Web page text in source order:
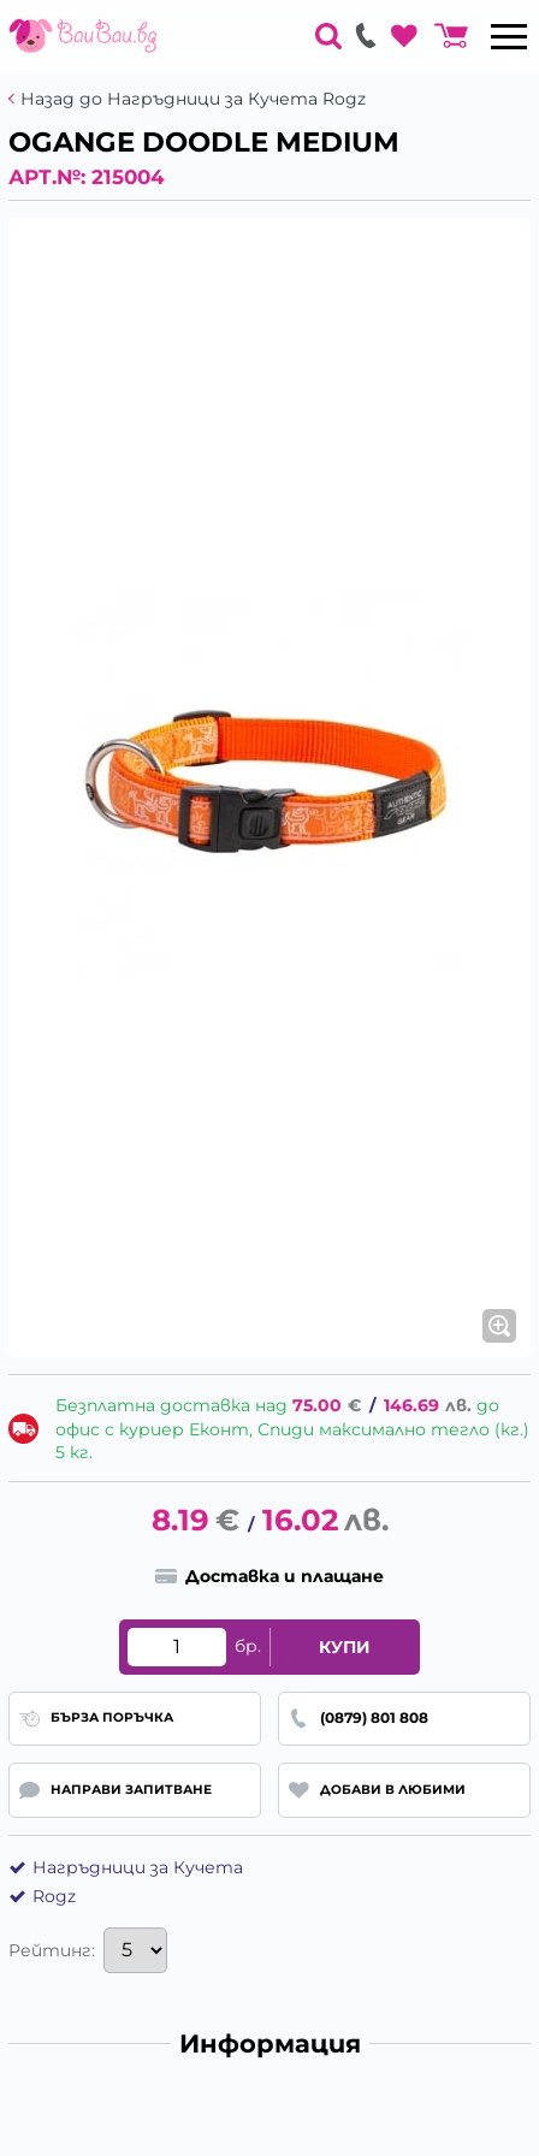
Назад до Нагръдници за Кучета Rogz
OGANGE DOODLE MEDIUM
АРТ.№: 215004
Безплатна доставка над 75.00 € / 146.69 лв. до
офис с куриер Еконт, Спиди максимално тегло (кг.)
5 кг.
8.19 € / 16.02лв.
Доставка и плащане
бр. КУПИ
БЪРЗА ПОРЪЧКА (0879) 801 808
НАПРАВИ ЗАПИТВАНЕ ДОБАВИ В ЛЮБИМИ
Нагръдници за Кучета
Rogz
Рейтинг:
Информация